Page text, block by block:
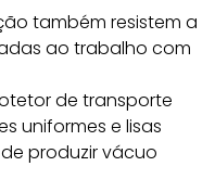
também resistem a
ao trabalho com
de transporte
uniformes e lisas
produzir vácuo